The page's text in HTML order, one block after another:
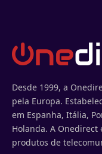
Desde 1999, a
pela Europa.
em Espanha, Itália,
Holanda. A Onedirect
produtos de